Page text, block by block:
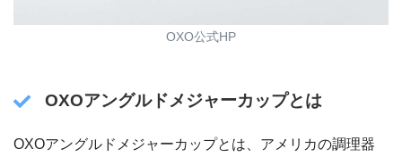
OXO公式HP
OXOアングルドメジャーカップとは
OXOアングルドメジャーカップとは、アメリカの調理器